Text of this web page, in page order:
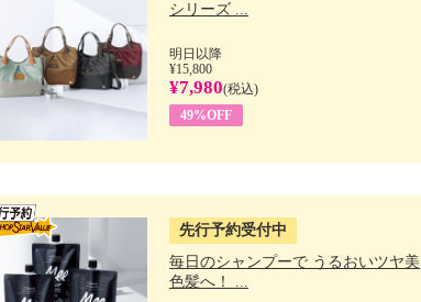
シリーズ ...
明日以降
¥15,800
¥7,980(税込)
49%OFF
先行予約受付中
毎日のシャンプーで うるおいツヤ美
色髪へ！ ...